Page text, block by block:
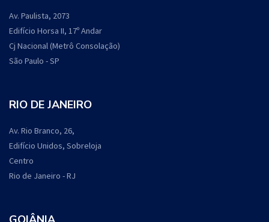
Av. Paulista, 2073
Edifício Horsa II, 17º Andar
Cj Nacional (Metrô Consolação)
São Paulo - SP
RIO DE JANEIRO
Av. Rio Branco, 26,
Edifício Unidos, Sobreloja
Centro
Rio de Janeiro - RJ